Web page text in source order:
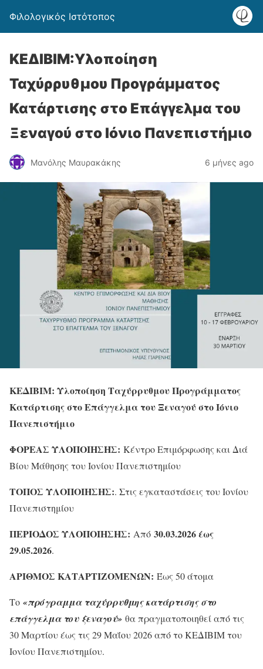
Φιλολογικός Ιστότοπος
ΚΕΔΙΒΙΜ:Υλοποίηση
Ταχύρρυθμου Προγράμματος
Κατάρτισης στο Επάγγελμα του
Ξεναγού στο Ιόνιο Πανεπιστήμιο
Μανόλης Μαυρακάκης 6 μήνες ago
ΚΕΔΙΒΙΜ: Υλοποίηση Ταχύρρυθμου Προγράμματος
Κατάρτισης στο Επάγγελμα του Ξεναγού στο Ιόνιο
Πανεπιστήμιο
ΦΟΡΕΑΣ ΥΛΟΠΟΙΗΣΗΣ: Κέντρο Επιμόρφωσης και Διά
Βίου Μάθησης του Ιονίου Πανεπιστημίου
ΤΟΠΟΣ ΥΛΟΠΟΙΗΣΗΣ:. Στις εγκαταστάσεις του Ιονίου
Πανεπιστημίου
ΠΕΡΙΟΔΟΣ ΥΛΟΠΟΙΗΣΗΣ: Από 30.03.2026 έως
29.05.2026.
ΑΡΙΘΜΟΣ ΚΑΤΑΡΤΙΖΟΜΕΝΩΝ: Έως 50 άτομα
Το «πρόγραμμα ταχύρρυθμης κατάρτισης στο
επάγγελμα του ξεναγού» θα πραγματοποιηθεί από τις
30 Μαρτίου έως τις 29 Μαΐου 2026 από το ΚΕΔΙΒΙΜ του
Ιονίου Πανεπιστημίου.